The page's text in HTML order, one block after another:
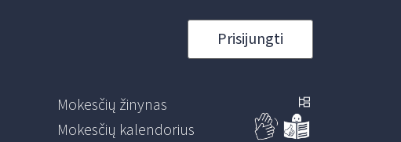
Prisijungti
Mokesčių žinynas
Mokesčių kalendorius